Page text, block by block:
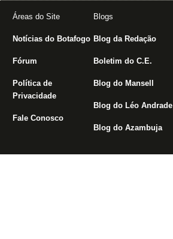
Áreas do Site
Notícias do Botafogo
Fórum
Política de
Privacidade
Fale Conosco
Blogs
Blog da Redação
Boletim do C.E.
Blog do Mansell
Blog do Léo Andrade
Blog do Azambuja